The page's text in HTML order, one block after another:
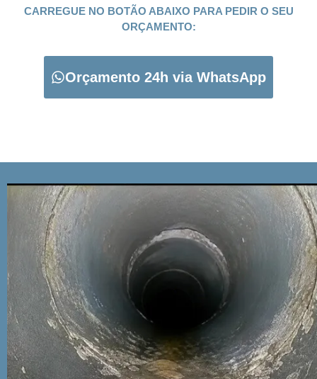
CARREGUE NO BOTÃO ABAIXO PARA PEDIR O SEU
ORÇAMENTO:
Orçamento 24h via WhatsApp